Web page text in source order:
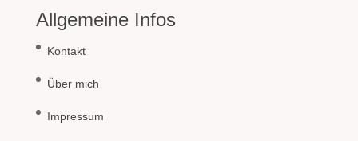
Allgemeine Infos
Kontakt
Über mich
Impressum